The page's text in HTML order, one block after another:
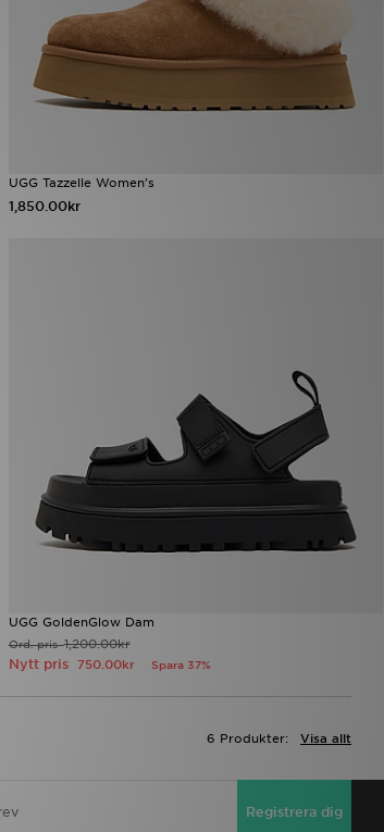
UGG Tazzelle Women's
1,850.00kr
UGG GoldenGlow Dam
Ord. pris1,200.00kr
Nytt pris 750.00kr Spara 37%
Visa allt
6 Produkter:
Registrera dig